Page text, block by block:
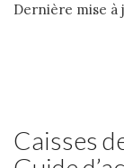
Dernière mise à
Caisses